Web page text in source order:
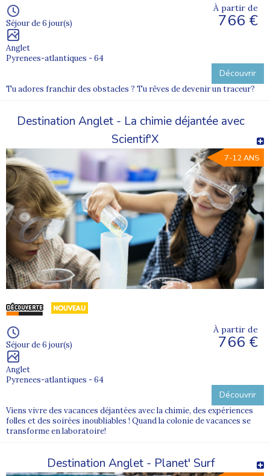
Séjour de 6 jour(s)
Anglet
Pyrenees-atlantiques - 64
À partir de
766 €
Découvrir
Tu adores franchir des obstacles ? Tu rêves de devenir un traceur?
Destination Anglet - La chimie déjantée avec
Scientif'X
7-12 ANS
Séjour de 6 jour(s)
Anglet
Pyrenees-atlantiques - 64
À partir de
766 €
Découvrir
Viens vivre des vacances déjantées avec la chimie, des expériences
folles et des soirées inoubliables ! Quand la colonie de vacances se
transforme en laboratoire!
Destination Anglet - Planet' Surf